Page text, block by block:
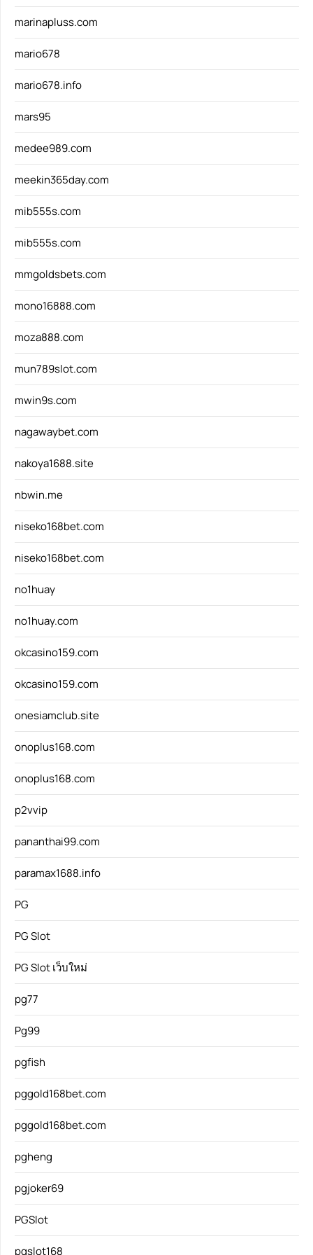
marinapluss.com
mario678
mario678.info
mars95
medee989.com
meekin365day.com
mib555s.com
mib555s.com
mmgoldsbets.com
mono16888.com
moza888.com
mun789slot.com
mwin9s.com
nagawaybet.com
nakoya1688.site
nbwin.me
niseko168bet.com
niseko168bet.com
no1huay
no1huay.com
okcasino159.com
okcasino159.com
onesiamclub.site
onoplus168.com
onoplus168.com
p2vvip
pananthai99.com
paramax1688.info
PG
PG Slot
PG Slot เว็บใหม่
pg77
Pg99
pgfish
pggold168bet.com
pggold168bet.com
pgheng
pgjoker69
PGSlot
pgslot168